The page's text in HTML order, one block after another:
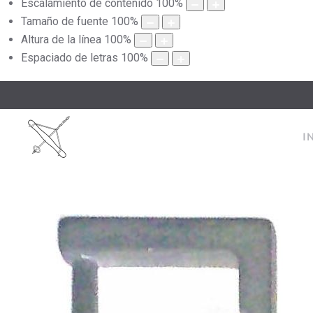
Escalamiento de contenido 100%
Tamaño de fuente 100%
Altura de la línea 100%
Espaciado de letras 100%